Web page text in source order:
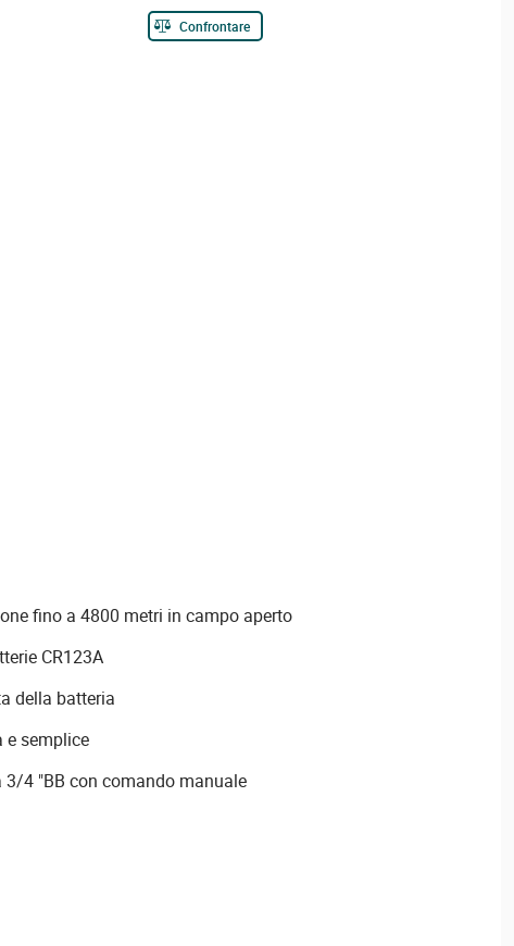
Confrontare
fino a 4800 metri in campo aperto
CR123A
della batteria
e semplice
4 "BB con comando manuale